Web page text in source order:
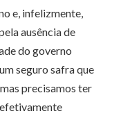
e, infelizmente,
ausência de
do governo
seguro safra que
precisamos ter